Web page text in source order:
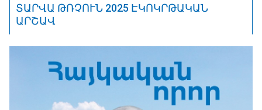
ՏԱՐՎԱ ԹՌՉՈՒՆ 2025 ԷԿՈԿՐԹԱԿԱՆ
ԱՐՇԱՎ